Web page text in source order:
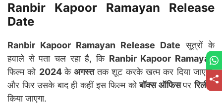
Ranbir Kapoor Ramayan Release
Date
Ranbir Kapoor Ramayan Release Date सूत्रों के
हवाले से पता चल रहा है, कि Ranbir Kapoor Ramayan
फिल्म को 2024केअगस्ततक शूट करके खत्म कर दिया जाएगा,
और फिर उसके बाद ही कहीं इस फिल्म कोबॉक्स ऑफिसपररिलीज
किया जाएगा.